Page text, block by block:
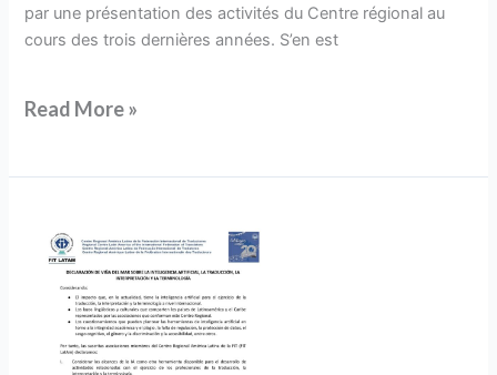
par une présentation des activités du Centre régional au
cours des trois dernières années. S’en est
Read More »
Viña